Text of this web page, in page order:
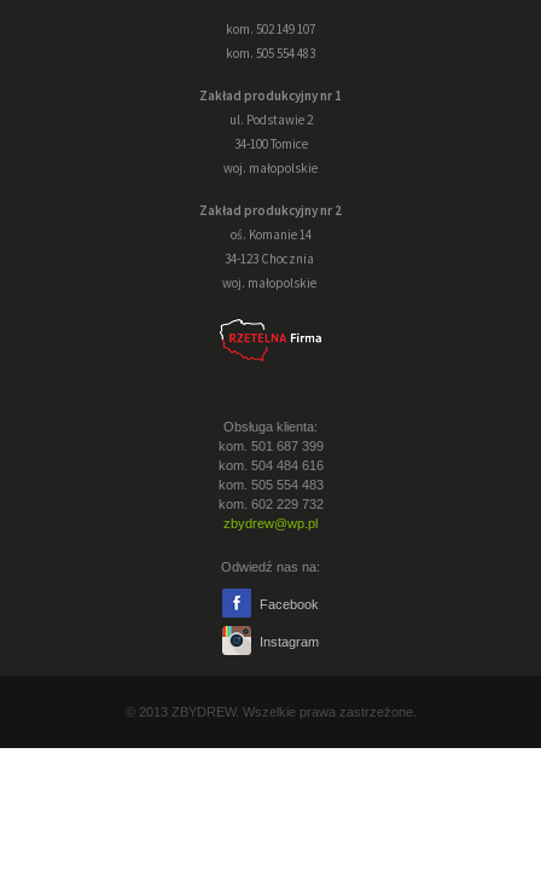
kom. 502 149 107
kom. 505 554 483
Zakład produkcyjny nr 1
ul. Podstawie 2
34-100 Tomice
woj. małopolskie
Zakład produkcyjny nr 2
oś. Komanie 14
34-123 Chocznia
woj. małopolskie
Obsługa klienta:
kom. 501 687 399
kom. 504 484 616
kom. 505 554 483
kom. 602 229 732
zbydrew@wp.pl
Odwiedź nas na:
Facebook
Instagram
© 2013 ZBYDREW. Wszelkie prawa zastrzeżone.